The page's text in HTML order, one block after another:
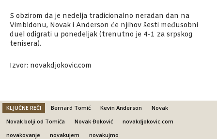
S obzirom da je nedelja tradicionalno neradan dan na
Vimbldonu, Novak i Anderson će njihov šesti međusobni
duel odigrati u ponedeljak (trenutno je 4-1 za srpskog
tenisera).
Izvor: novakdjokovic.com
KLJUČNE REČI Bernard Tomić Kevin Anderson
Novak
Novak bolji od Tomića
Novak Đoković
novakdjokovic.com
novakovanje
novakujem
novakujmo